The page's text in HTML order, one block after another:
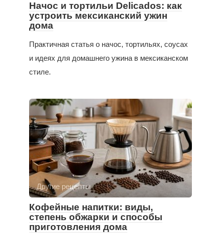
Начос и тортильи Delicados: как
устроить мексиканский ужин
дома
Практичная статья о начос, тортильях, соусах
и идеях для домашнего ужина в мексиканском
стиле.
Другие рецепты
Кофейные напитки: виды,
степень обжарки и способы
приготовления дома